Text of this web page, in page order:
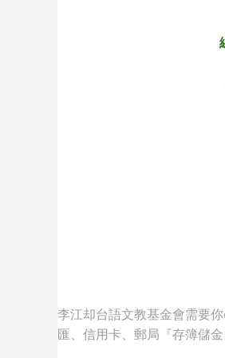
李江却台語文教基金會需要
匯、信用卡、郵局『存簿儲